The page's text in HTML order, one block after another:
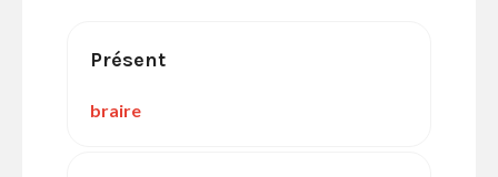
Présent
braire